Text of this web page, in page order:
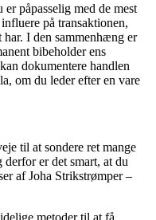
påpasselig med de mest
på transaktionen,
I den sammenhæng er
bibeholder ens
dokumentere handlen
om du leder efter en vare
til at sondere ret mange
er det smart, at du
af Joha Strikstrømper –
metoder til at få